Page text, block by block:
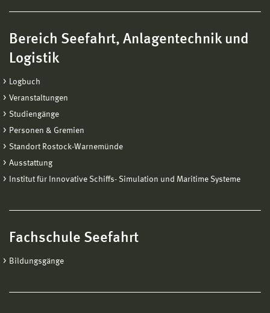
Bereich Seefahrt, Anlagentechnik und
Logistik
Logbuch
Veranstaltungen
Studiengänge
Personen & Gremien
Standort Rostock-Warnemünde
Ausstattung
Institut für Innovative Schiffs- Simulation und Maritime Systeme
Fachschule Seefahrt
Bildungsgänge